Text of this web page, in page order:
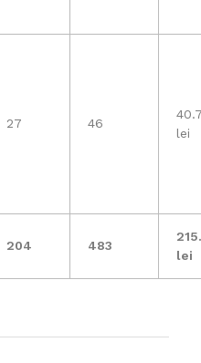
27 46
lei
204 483
lei